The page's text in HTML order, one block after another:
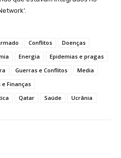
Conflitos
Doenças
Energia
Epidemias e pragas
Guerras e Conflitos
Media
Finanças
Qatar Saúde Ucrânia